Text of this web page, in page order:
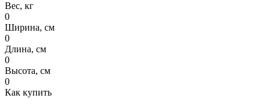
Вес, кг
0
Ширина, см
0
Длина, см
0
Высота, см
0
Как купить